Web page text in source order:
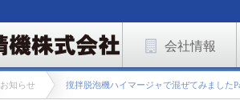
会社情報
お知らせ 撹拌脱泡機ハイマージャで混ぜてみました